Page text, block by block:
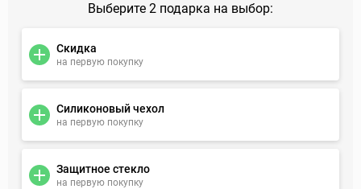
Выберите 2 подарка на выбор:
Скидка
на первую покупку
Силиконовый чехол
на первую покупку
Защитное стекло
на первую покупку